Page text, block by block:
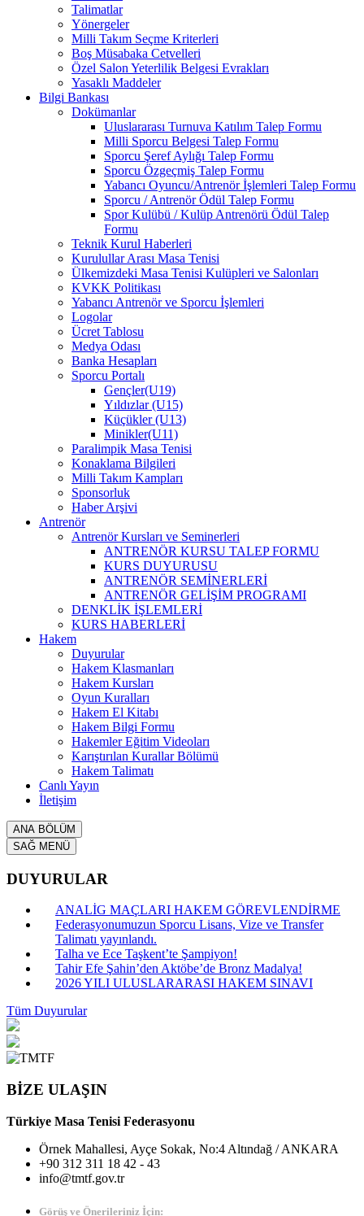
Talimatlar
Yönergeler
Milli Takım Seçme Kriterleri
Boş Müsabaka Cetvelleri
Özel Salon Yeterlilik Belgesi Evrakları
Yasaklı Maddeler
Bilgi Bankası
Dokümanlar
Uluslararası Turnuva Katılım Talep Formu
Milli Sporcu Belgesi Talep Formu
Sporcu Şeref Aylığı Talep Formu
Sporcu Özgeçmiş Talep Formu
Yabancı Oyuncu/Antrenör İşlemleri Talep Formu
Sporcu / Antrenör Ödül Talep Formu
Spor Kulübü / Kulüp Antrenörü Ödül Talep
Formu
Teknik Kurul Haberleri
Kurulullar Arası Masa Tenisi
Ülkemizdeki Masa Tenisi Kulüpleri ve Salonları
KVKK Politikası
Yabancı Antrenör ve Sporcu İşlemleri
Logolar
Ücret Tablosu
Medya Odası
Banka Hesapları
Sporcu Portalı
Gençler(U19)
Yıldızlar (U15)
Küçükler (U13)
Minikler(U11)
Paralimpik Masa Tenisi
Konaklama Bilgileri
Milli Takım Kampları
Sponsorluk
Haber Arşivi
Antrenör
Antrenör Kursları ve Seminerleri
ANTRENÖR KURSU TALEP FORMU
KURS DUYURUSU
ANTRENÖR SEMİNERLERİ
ANTRENÖR GELİŞİM PROGRAMI
DENKLİK İŞLEMLERİ
KURS HABERLERİ
Hakem
Duyurular
Hakem Klasmanları
Hakem Kursları
Oyun Kuralları
Hakem El Kitabı
Hakem Bilgi Formu
Hakemler Eğitim Videoları
Karıştırılan Kurallar Bölümü
Hakem Talimatı
Canlı Yayın
İletişim
ANA BÖLÜM
SAĞ MENÜ
DUYURULAR
ANALİG MAÇLARI HAKEM GÖREVLENDİRME
Federasyonumuzun Sporcu Lisans, Vize ve Transfer
Talimatı yayınlandı.
Talha ve Ece Taşkent’te Şampiyon!
Tahir Efe Şahin’den Aktöbe’de Bronz Madalya!
2026 YILI ULUSLARARASI HAKEM SINAVI
Tüm Duyurular
BİZE ULAŞIN
Türkiye Masa Tenisi Federasyonu
Örnek Mahallesi, Ayçe Sokak, No:4 Altındağ / ANKARA
+90 312 311 18 42 - 43
info@tmtf.gov.tr
Görüş ve Önerileriniz İçin: